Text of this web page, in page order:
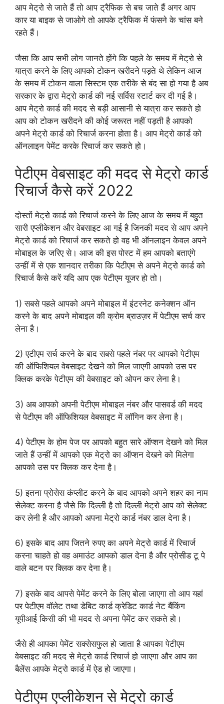
आप मेट्रो से जाते हैं तो आप ट्रैफिक से बच जाते हैं अगर आप
कार या बाइक से जाओगे तो आपके ट्रैफिक में फंसने के चांस बने
रहते हैं।
जैसा कि आप सभी लोग जानते होंगे कि पहले के समय में मेट्रो से
यात्रा करने के लिए आपको टोकन खरीदने पड़ते थे लेकिन आज
के समय में टोकन वाला सिस्टम एक तरीके से बंद सा हो गया है अब
सरकार के द्वारा मेट्रो कार्ड की नई सर्विस स्टार्ट कर दी गई है।
आप मेट्रो कार्ड की मदद से बड़ी आसानी से यात्रा कर सकते हो
आप को टोकन खरीदने की कोई जरूरत नहीं पड़ती है आपको
अपने मेट्रो कार्ड को रिचार्ज करना होता है। आप मेट्रो कार्ड को
ऑनलाइन पेमेंट करके रिचार्ज कर सकते हो।
पेटीएम वेबसाइट की मदद से मेट्रो कार्ड
रिचार्ज कैसे करें 2022
दोस्तों मेट्रो कार्ड को रिचार्ज करने के लिए आज के समय में बहुत
सारी एप्लीकेशन और वेबसाइट आ गई है जिनकी मदद से आप अपने
मेट्रो कार्ड को रिचार्ज कर सकते हो वह भी ऑनलाइन केवल अपने
मोबाइल के जरिए से। आज की इस पोस्ट में हम आपको बताएंगे
उन्हीं में से एक शानदार तरीका कि पेटीएम से अपने मेट्रो कार्ड को
रिचार्ज कैसे करें यदि आप एक पेटीएम यूजर हो तो।
1) सबसे पहले आपको अपने मोबाइल में इंटरनेट कनेक्शन ऑन
करने के बाद अपने मोबाइल की क्रोम ब्राउज़र में पेटीएम सर्च कर
लेना है।
2) एटीएम सर्च करने के बाद सबसे पहले नंबर पर आपको पेटीएम
की ऑफिशियल वेबसाइट देखने को मिल जाएगी आपको उस पर
क्लिक करके पेटीएम की वेबसाइट को ओपन कर लेना है।
3) अब आपको अपनी पेटीएम मोबाइल नंबर और पासवर्ड की मदद
से पेटीएम की ऑफिशियल वेबसाइट में लॉगिन कर लेना है।
4) पेटीएम के होम पेज पर आपको बहुत सारे ऑप्शन देखने को मिल
जाते हैं उन्हीं में आपको एक मेट्रो का ऑप्शन देखने को मिलेगा
आपको उस पर क्लिक कर देना है।
5) इतना प्रोसेस कंप्लीट करने के बाद आपको अपने शहर का नाम
सेलेक्ट करना है जैसे कि दिल्ली है तो दिल्ली मेट्रो आप को सेलेक्ट
कर लेनी है और आपको अपना मेट्रो कार्ड नंबर डाल देना है।
6) इसके बाद आप जितने रुपए का अपने मेट्रो कार्ड में रिचार्ज
करना चाहते हो वह अमाउंट आपको डाल देना है और प्रोसीड टू पे
वाले बटन पर क्लिक कर देना है।
7) इसके बाद आपसे पेमेंट करने के लिए बोला जाएगा तो आप यहां
पर पेटीएम वॉलेट तथा डेबिट कार्ड क्रेडिट कार्ड नेट बैंकिंग
यूपीआई किसी की भी मदद से अपना पेमेंट कर सकते हो।
जैसे ही आपका पेमेंट सक्सेसफुल हो जाता है आपका पेटीएम
वेबसाइट की मदद से मेट्रो कार्ड रिचार्ज हो जाएगा और आप का
बैलेंस आपके मेट्रो कार्ड में ऐड हो जाएगा।
पेटीएम एप्लीकेशन से मेट्रो कार्ड